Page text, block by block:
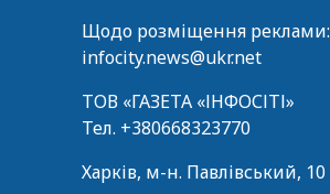
Щодо розміщення реклами:
infocity.news@ukr.net
ТОВ «ГАЗЕТА «ІНФОСІТІ»
Тел. +380668323770
Харків, м-н. Павлівський, 10